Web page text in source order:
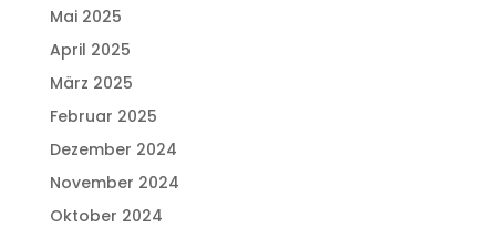
Mai 2025
April 2025
März 2025
Februar 2025
Dezember 2024
November 2024
Oktober 2024